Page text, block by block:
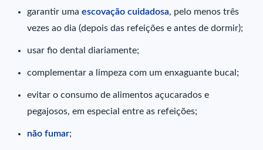
garantir umaescovação cuidadosa, pelo menos três
vezes ao dia (depois das refeições e antes de dormir);
usar fio dental diariamente;
complementar a limpeza com um enxaguante bucal;
evitar o consumo de alimentos açucarados e
pegajosos, em especial entre as refeições;
não fumar;